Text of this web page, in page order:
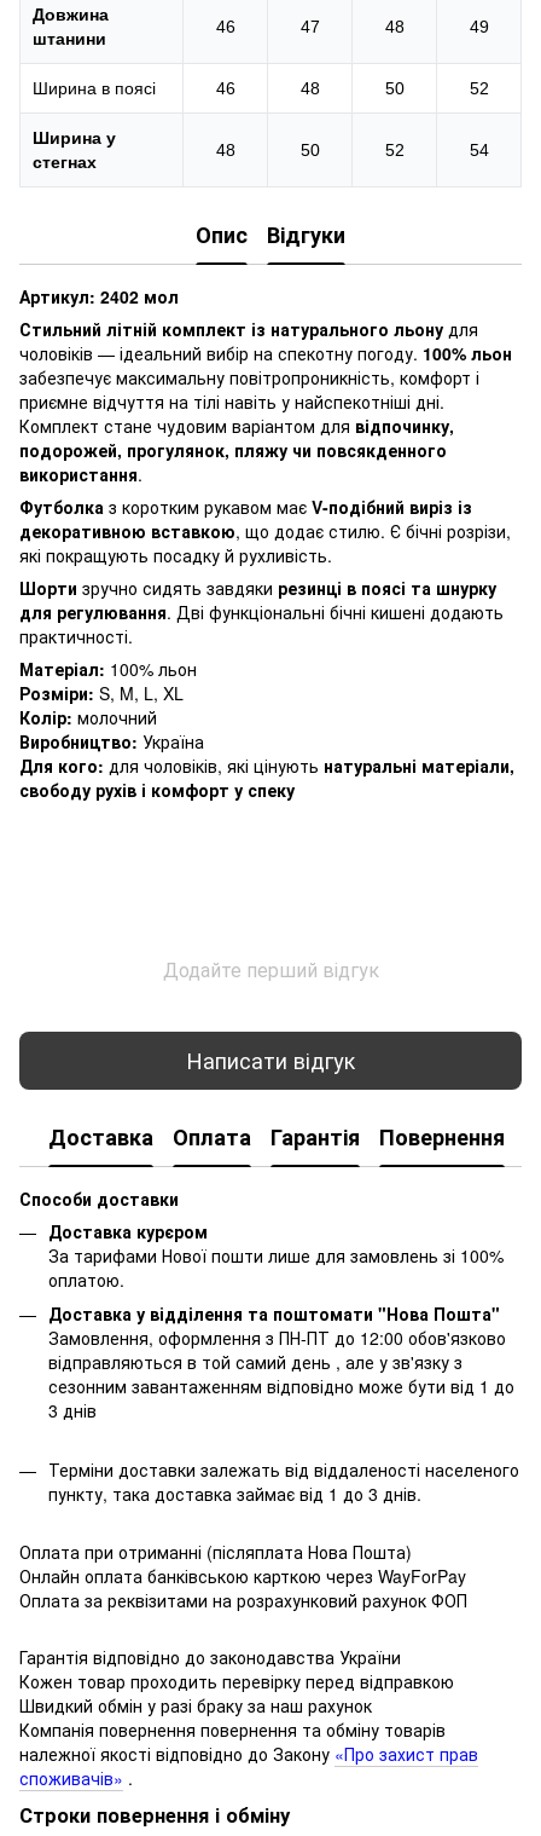
Довжина
штанини
46 47 48 49
Ширина в поясі 46 48 50 52
Ширина у
стегнах
48 50 52 54
Опис Відгуки
Артикул: 2402 мол
Стильний літній комплект із натурального льону для
чоловіків — ідеальний вибір на спекотну погоду. 100% льон
забезпечує максимальну повітропроникність, комфорт і
приємне відчуття на тілі навіть у найспекотніші дні.
Комплект стане чудовим варіантом для відпочинку,
подорожей, прогулянок, пляжу чи повсякденного
використання.
Футболка з коротким рукавом має V-подібний виріз із
декоративною вставкою, що додає стилю. Є бічні розрізи,
які покращують посадку й рухливість.
Шорти зручно сидять завдяки резинці в поясі та шнурку
для регулювання. Дві функціональні бічні кишені додають
практичності.
Матеріал: 100% льон
Розміри: S, M, L, XL
Колір: молочний
Виробництво: Україна
Для кого: для чоловіків, які цінують натуральні матеріали,
свободу рухів і комфорт у спеку
Додайте перший відгук
Написати відгук
Доставка Оплата Гарантія Повернення
Способи доставки
Доставка курєром
За тарифами Нової пошти лише для замовлень зі 100%
оплатою.
Доставка у відділення та поштомати "Нова Пошта"
Замовлення, оформлення з ПН-ПТ до 12:00 обов'язково
відправляються в той самий день , але у зв'язку з
сезонним завантаженням відповідно може бути від 1 до
3 днів
Терміни доставки залежать від віддаленості населеного
пункту, така доставка займає від 1 до 3 днів.
Оплата при отриманні (післяплата Нова Пошта)
Онлайн оплата банківською карткою через WayForPay
Оплата за реквізитами на розрахунковий рахунок ФОП
Гарантія відповідно до законодавства України
Кожен товар проходить перевірку перед відправкою
Швидкий обмін у разі браку за наш рахунок
Компанія повернення повернення та обміну товарів
належної якості відповідно до Закону «Про захист прав
споживачів» .
Строки повернення і обміну